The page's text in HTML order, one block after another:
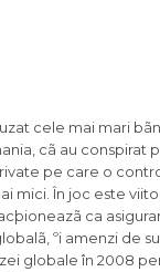
cele mai mari
cã au
pe care o
mici. În joc este
ca
ºi amenzi de
globale în 2008